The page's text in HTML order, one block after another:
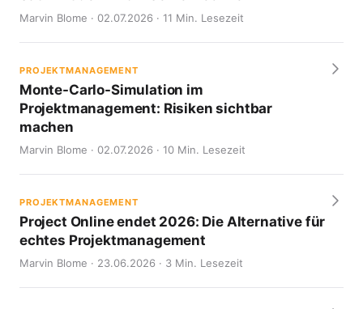
Marvin Blome · 02.07.2026 · 11 Min. Lesezeit
PROJEKTMANAGEMENT
Monte-Carlo-Simulation im
Projektmanagement: Risiken sichtbar
machen
Marvin Blome · 02.07.2026 · 10 Min. Lesezeit
PROJEKTMANAGEMENT
Project Online endet 2026: Die Alternative für
echtes Projektmanagement
Marvin Blome · 23.06.2026 · 3 Min. Lesezeit